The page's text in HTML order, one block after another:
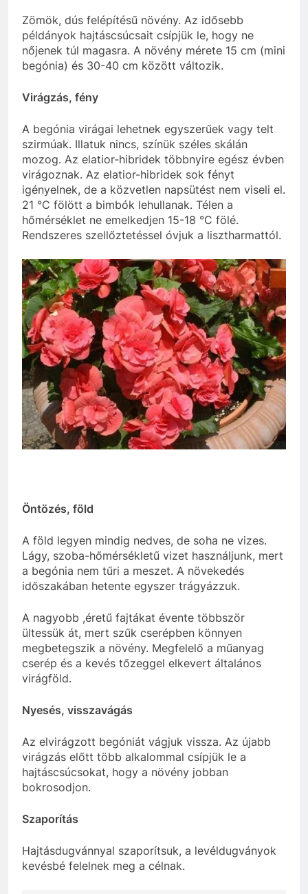
Zömök, dús felépítésű növény. Az idősebb
példányok hajtáscsúcsait csípjük le, hogy ne
nőjenek túl magasra. A növény mérete 15 cm (mini
begónia) és 30-40 cm között változik.
Virágzás, fény
A begónia virágai lehetnek egyszerűek vagy telt
szirmúak. Illatuk nincs, színük széles skálán
mozog. Az elatior-hibridek többnyire egész évben
virágoznak. Az elatior-hibridek sok fényt
igényelnek, de a közvetlen napsütést nem viseli el.
21 °C fölött a bimbók lehullanak. Télen a
hőmérséklet ne emelkedjen 15-18 °C fölé.
Rendszeres szellőztetéssel óvjuk a lisztharmattól.
Öntözés, föld
A föld legyen mindig nedves, de soha ne vizes.
Lágy, szoba-hőmérsékletű vizet használjunk, mert
a begónia nem tűri a meszet. A növekedés
időszakában hetente egyszer trágyázzuk.
A nagyobb ,éretű fajtákat évente többször
ültessük át, mert szűk cserépben könnyen
megbetegszik a növény. Megfelelő a műanyag
cserép és a kevés tőzeggel elkevert általános
virágföld.
Nyesés, visszavágás
Az elvirágzott begóniát vágjuk vissza. Az újabb
virágzás előtt több alkalommal csípjük le a
hajtáscsúcsokat, hogy a növény jobban
bokrosodjon.
Szaporítás
Hajtásdugvánnyal szaporítsuk, a levéldugványok
kevésbé felelnek meg a célnak.